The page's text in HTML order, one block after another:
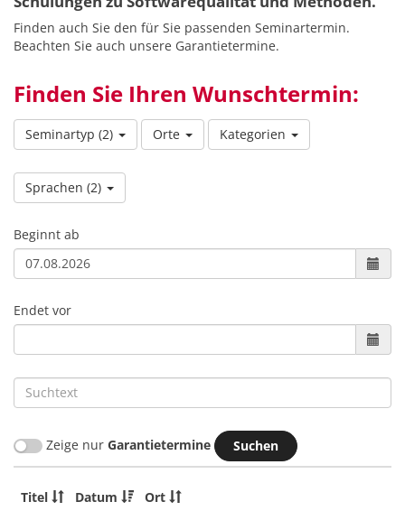
Finden auch Sie den für Sie passenden Seminartermin.
Beachten Sie auch unsere Garantietermine.
Finden Sie Ihren Wunschtermin:
Seminartyp (2) Orte Kategorien
Sprachen (2)
Beginnt ab
Endet vor
Suchtext
Zeige nur Garantietermine
Titel Datum Ort